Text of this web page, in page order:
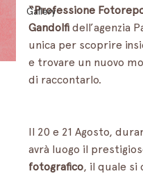
Gallery
“Professione
Gandolfi dell’agenzia
unica per scoprire
e trovare un nuovo
di raccontarlo.
Il 20 e 21 Agosto,
avrà luogo il
fotografico, il quale si